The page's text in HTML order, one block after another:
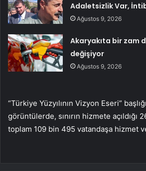
Adaletsizlik Var,
Ağustos 9, 2026
Akaryakıta bir zam
değişiyor
Ağustos 9, 2026
“Türkiye Yüzyılının Vizyon Eseri”
görüntülerde, sınırın hizmete açıldığı
toplam 109 bin 495 vatandaşa hizmet